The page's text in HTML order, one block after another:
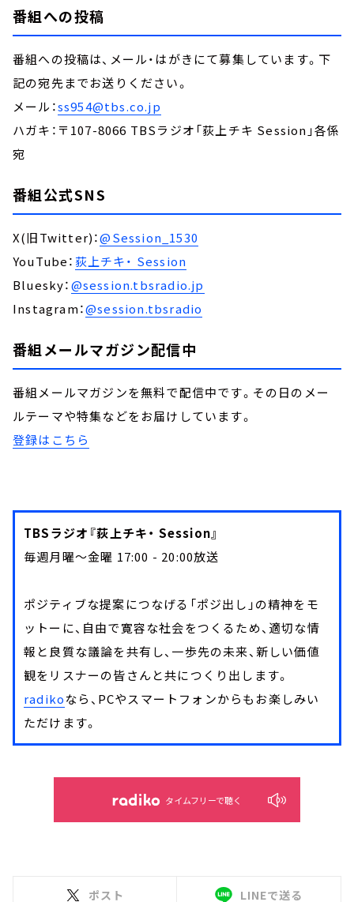
番組への投稿
番組への投稿は、メール・はがきにて募集しています。下
記の宛先までお送りください。
メール：ss954@tbs.co.jp
ハガキ：〒107-8066 TBSラジオ「荻上チキ Session」各係
宛
番組公式SNS
X(旧Twitter)：@Session_1530
YouTube： 荻上チキ・ Session
Bluesky：@session.tbsradio.jp
Instagram：@session.tbsradio
番組メールマガジン配信中
番組メールマガジンを無料で配信中です。その日のメー
ルテーマや特集などをお届けしています。
登録はこちら
TBSラジオ『荻上チキ・ Session』
毎週月曜～金曜 17:00 - 20:00放送
ポジティブな提案につなげる「ポジ出し」の精神をモ
ットーに、自由で寛容な社会をつくるため、適切な情
報と良質な議論を共有し、一歩先の未来、新しい価値
観をリスナーの皆さんと共につくり出します。
radikoなら、PCやスマートフォンからもお楽しみい
ただけます。
タイムフリーで聴く
ポスト LINEで送る